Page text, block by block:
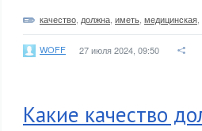
качество должна иметь медицинская
WOFF 27 июля 2024, 09:50
Какие качество